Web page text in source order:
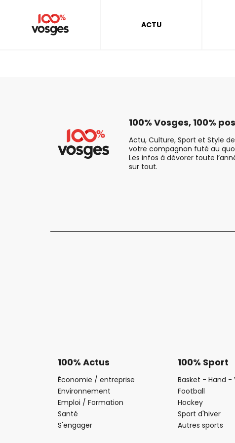
ACTU
100% Vosges, 100%
Actu, Culture, Sport et Style de
votre compagnon futé au
Les infos à dévorer toute
sur tout.
100% Actus
Économie / entreprise
Environnement
Emploi / Formation
Santé
S'engager
100% Sport
Basket - Hand -
Football
Hockey
Sport d'hiver
Autres sports